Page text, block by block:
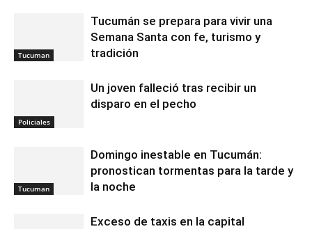
Tucuman
Tucumán se prepara para vivir una
Semana Santa con fe, turismo y
tradición
Policiales
Un joven falleció tras recibir un
disparo en el pecho
Tucuman
Domingo inestable en Tucumán:
pronostican tormentas para la tarde y
la noche
Exceso de taxis en la capital